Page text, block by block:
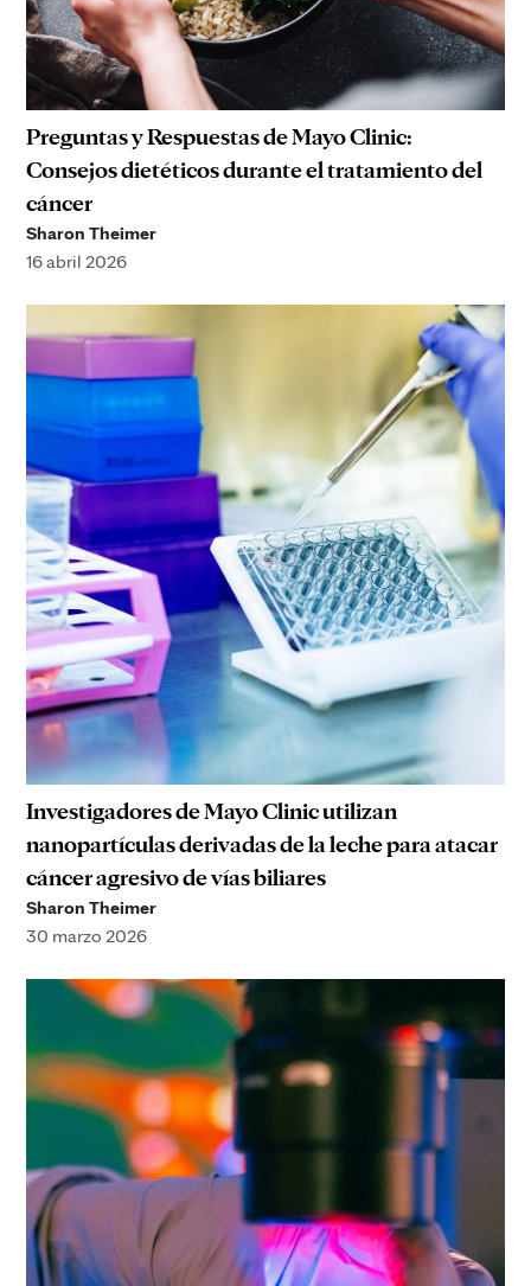
Preguntas y Respuestas de Mayo Clinic:
Consejos dietéticos durante el tratamiento del
cáncer
Sharon Theimer
16 abril 2026
Investigadores de Mayo Clinic utilizan
nanopartículas derivadas de la leche para atacar
cáncer agresivo de vías biliares
Sharon Theimer
30 marzo 2026